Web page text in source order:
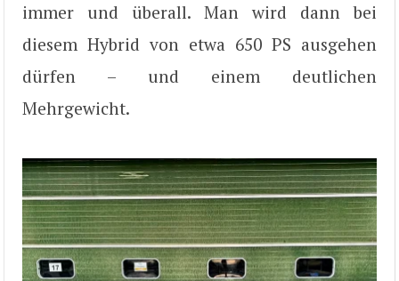
immer und überall. Man wird dann bei
diesem Hybrid von etwa 650 PS ausgehen
dürfen – und einem deutlichen
Mehrgewicht.